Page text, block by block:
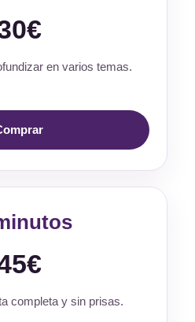
en varios temas.
completa y sin prisas.